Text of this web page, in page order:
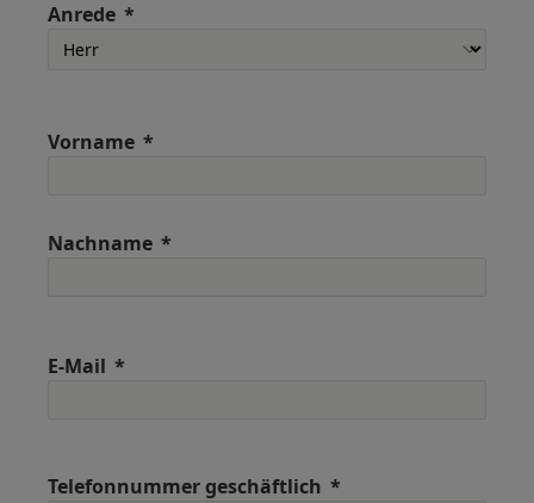
Anrede
Vorname
Nachname
E-Mail
Telefonnummer geschäftlich